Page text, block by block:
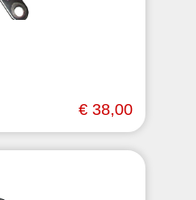
€ 38,00